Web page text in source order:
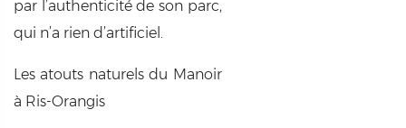
par l’authenticité de son parc,
qui n’a rien d’artificiel.
Les atouts naturels du Manoir
à Ris-Orangis